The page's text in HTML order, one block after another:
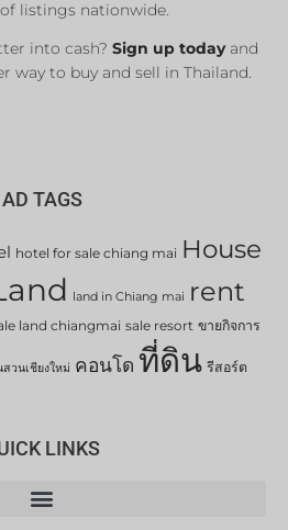
listings nationwide.
into cash? Sign up todayand
way to buy and sell in Thailand.
AD TAGS
hotel for sale chiang mai House
land in Chiang mai rent
land chiangmai sale resort ขายกิจการ
วนเชียงใหม่ คอนโด ที่ดิน รีสอร์ต
LINKS